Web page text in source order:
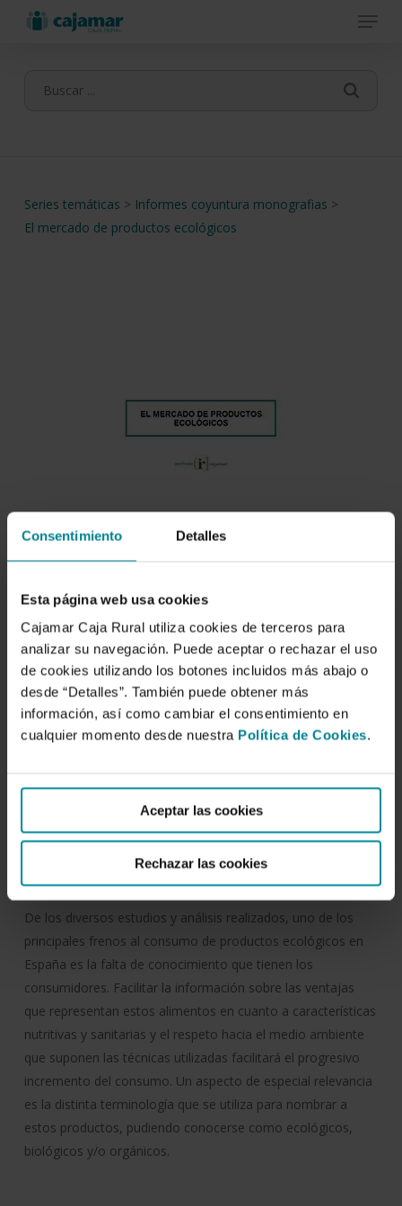
Consentimiento Detalles
Esta página web usa cookies
Cajamar Caja Rural utiliza cookies de terceros para
analizar su navegación. Puede aceptar o rechazar el uso
de cookies utilizando los botones incluidos más abajo o
desde “Detalles”. También puede obtener más
información, así como cambiar el consentimiento en
cualquier momento desde nuestra Política de Cookies.
Aceptar las cookies
Rechazar las cookies
Menu
Series temáticas > Informes coyuntura monografias >
El mercado de productos ecológicos
El mercado de productos
ecológicos
Instituto de Estudios de la Fundación Cajamar
Fecha de publicación:
De los diversos estudios y análisis realizados, uno de los
principales frenos al consumo de productos ecológicos en
España es la falta de conocimiento que tienen los
consumidores. Facilitar la información sobre las ventajas
que representan estos alimentos en cuanto a características
nutritivas y sanitarias y el respeto hacia el medio ambiente
que suponen las técnicas utilizadas facilitará el progresivo
incremento del consumo. Un aspecto de especial relevancia
es la distinta terminología que se utiliza para nombrar a
estos productos, pudiendo conocerse como ecológicos,
biológicos y/o orgánicos.